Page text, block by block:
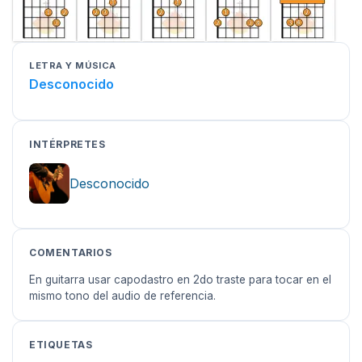
LETRA Y MÚSICA
Desconocido
INTÉRPRETES
Desconocido
COMENTARIOS
En guitarra usar capodastro en 2do traste para tocar en el
mismo tono del audio de referencia.
ETIQUETAS